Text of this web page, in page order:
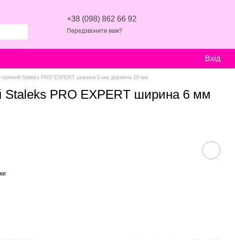
+38 (098) 862 66 92
Передзвонити вам?
Вхід
прямий Staleks PRO EXPERT ширина 6 мм довжина 10 мм
Staleks PRO EXPERT ширина 6 мм